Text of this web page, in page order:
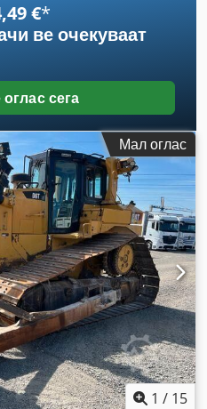
€*
ве очекуваат
сега
Мал оглас
1 / 15